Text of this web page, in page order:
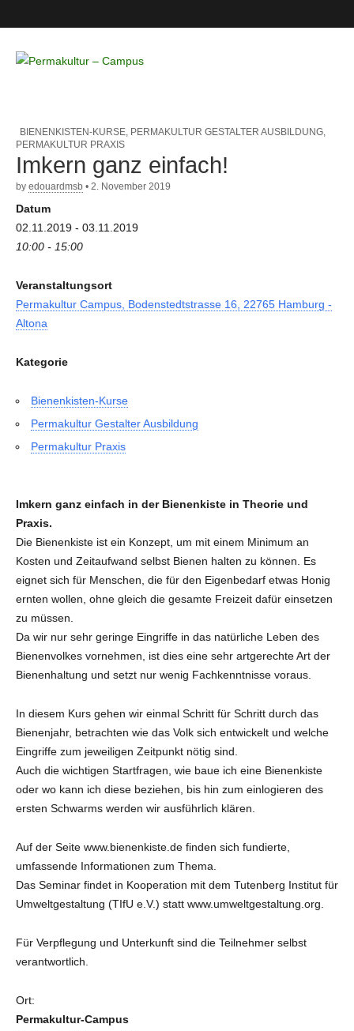
– Campus
BIENENKISTEN-KURSE PERMAKULTUR GESTALTER AUSBILDUNG
PERMAKULTUR PRAXIS
Imkern ganz einfach!
by edouardmsb • 2. November 2019
Datum
02.11.2019 - 03.11.2019
10:00 - 15:00
Veranstaltungsort
Permakultur Campus, Bodenstedtstrasse 16, 22765 Hamburg -
Altona
Kategorie
Bienenkisten-Kurse
Permakultur Gestalter Ausbildung
Permakultur Praxis
Imkern ganz einfach in der Bienenkiste in Theorie und
Praxis.
Die Bienenkiste ist ein Konzept, um mit einem Minimum an
Kosten und Zeitaufwand selbst Bienen halten zu können. Es
eignet sich für Menschen, die für den Eigenbedarf etwas Honig
ernten wollen, ohne gleich die gesamte Freizeit dafür einsetzen
zu müssen.
Da wir nur sehr geringe Eingriffe in das natürliche Leben des
Bienenvolkes vornehmen, ist dies eine sehr artgerechte Art der
Bienenhaltung und setzt nur wenig Fachkenntnisse voraus.
In diesem Kurs gehen wir einmal Schritt für Schritt durch das
Bienenjahr, betrachten wie das Volk sich entwickelt und welche
Eingriffe zum jeweiligen Zeitpunkt nötig sind.
Auch die wichtigen Startfragen, wie baue ich eine Bienenkiste
oder wo kann ich diese beziehen, bis hin zum einlogieren des
ersten Schwarms werden wir ausführlich klären.
Auf der Seite www.bienenkiste.de finden sich fundierte,
umfassende Informationen zum Thema.
Das Seminar findet in Kooperation mit dem Tutenberg Institut für
Umweltgestaltung (TIfU e.V.) statt www.umweltgestaltung.org.
Für Verpflegung und Unterkunft sind die Teilnehmer selbst
verantwortlich.
Ort:
Permakultur-Campus